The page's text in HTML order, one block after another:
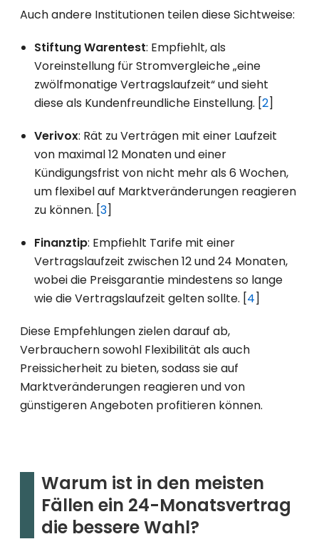
Auch andere Institutionen teilen diese Sichtweise:
Stiftung Warentest: Empfiehlt, als
Voreinstellung für Stromvergleiche „eine
zwölfmonatige Vertrags­lauf­zeit“ und sieht
diese als Kundenfreundliche Einstellung. [2]
Verivox: Rät zu Verträgen mit einer Laufzeit
von maximal 12 Monaten und einer
Kündigungsfrist von nicht mehr als 6 Wochen,
um flexibel auf Marktveränderungen reagieren
zu können. [3]
Finanztip: Empfiehlt Tarife mit einer
Vertragslaufzeit zwischen 12 und 24 Monaten,
wobei die Preisgarantie mindestens so lange
wie die Vertragslaufzeit gelten sollte. [4]
Diese Empfehlungen zielen darauf ab,
Verbrauchern sowohl Flexibilität als auch
Preissicherheit zu bieten, sodass sie auf
Marktveränderungen reagieren und von
günstigeren Angeboten profitieren können.
Warum ist in den meisten
Fällen ein 24-Monatsvertrag
die bessere Wahl?